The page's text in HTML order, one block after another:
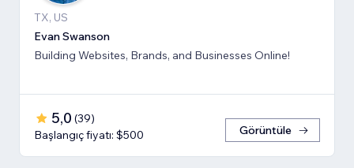
TX, US
Evan Swanson
Building Websites, Brands, and Businesses Online!
5,0 (39)
Başlangıç fiyatı: $500
Görüntüle